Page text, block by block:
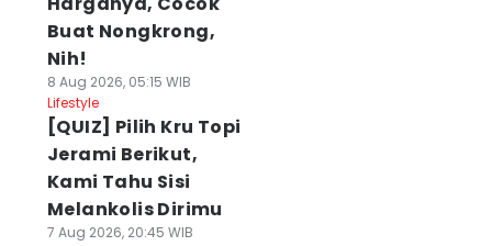
Buat Nongkrong,
Nih!
8 Aug 2026, 05:15 WIB
Lifestyle
[QUIZ] Pilih Kru Topi
Jerami Berikut,
Kami Tahu Sisi
Melankolis Dirimu
7 Aug 2026, 20:45 WIB